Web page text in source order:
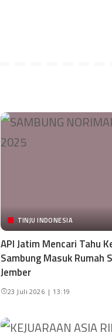
TINJU INDONESIA
API Jatim Mencari Tahu
Sambung Masuk Rumah
Jember
23 Juli 2026 | 13:19